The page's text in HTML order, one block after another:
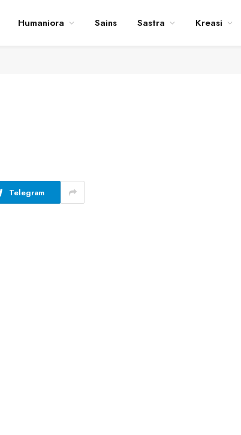
Humaniora Sains Sastra Kreasi
Telegram